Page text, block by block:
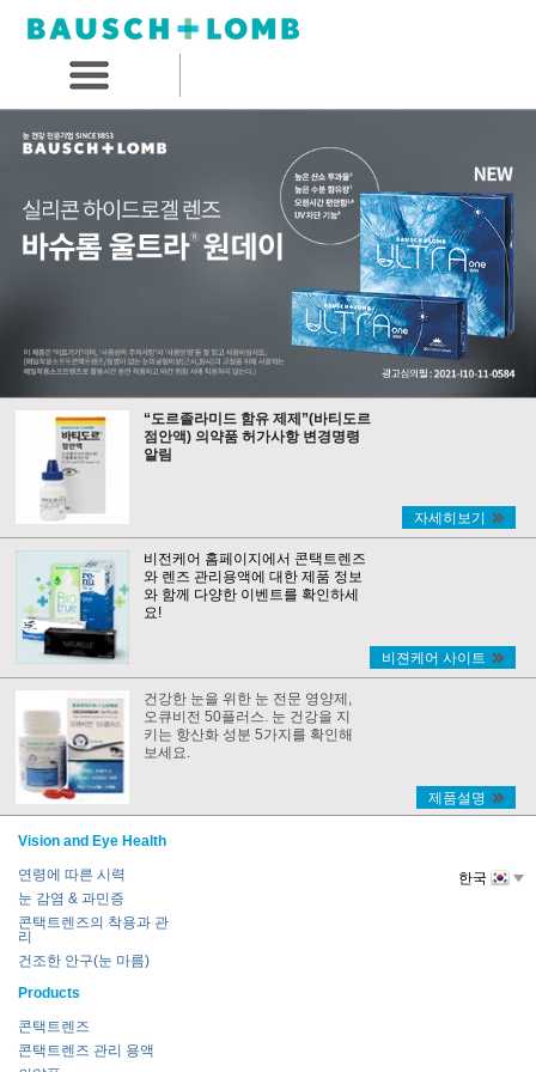
“도르졸라미드 함유 제제”(바티도르
점안액) 의약품 허가사항 변경명령
알림
자세히보기
비전케어 홈페이지에서 콘택트렌즈
와 렌즈 관리용액에 대한 제품 정보
와 함께 다양한 이벤트를 확인하세
요!
비젼케어 사이트
건강한 눈을 위한 눈 전문 영양제,
오큐비전 50플러스. 눈 건강을 지
키는 항산화 성분 5가지를 확인해
보세요.
제품설명
Vision and Eye Health
연령에 따른 시력
눈 감염 & 과민증
콘택트렌즈의 착용과 관
리
건조한 안구(눈 마름)
Products
콘택트렌즈
콘택트렌즈 관리 용액
한국